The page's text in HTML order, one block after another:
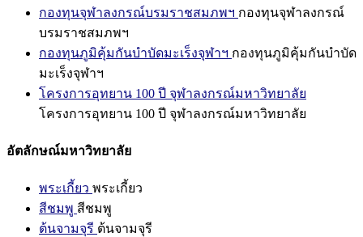
กองทุนจุฬาลงกรณ์บรมราชสมภพฯ กองทุนจุฬาลงกรณ์
บรมราชสมภพฯ
กองทุนภูมิคุ้มกันบำบัดมะเร็งจุฬาฯ กองทุนภูมิคุ้มกันบำบัด
มะเร็งจุฬาฯ
โครงการอุทยาน 100 ปี จุฬาลงกรณ์มหาวิทยาลัย
โครงการอุทยาน 100 ปี จุฬาลงกรณ์มหาวิทยาลัย
อัตลักษณ์มหาวิทยาลัย
พระเกี้ยว พระเกี้ยว
สีชมพู สีชมพู
ต้นจามจุรี ต้นจามจุรี